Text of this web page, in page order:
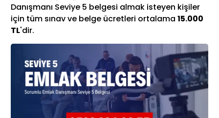
Danışmanı Seviye 5 belgesi almak isteyen kişiler
için tüm sınav ve belge ücretleri ortalama15.000
TL'dir.